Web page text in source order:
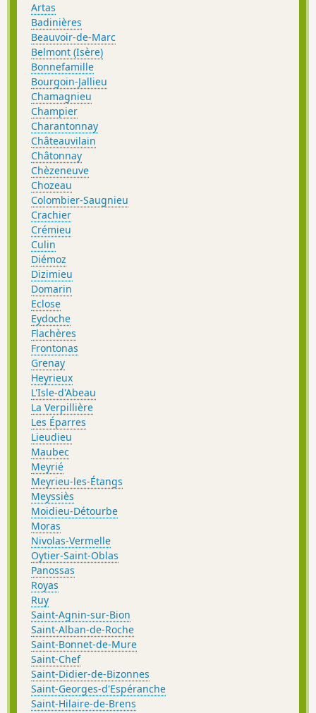
Artas
Badinières
Beauvoir-de-Marc
Belmont (Isère)
Bonnefamille
Bourgoin-Jallieu
Chamagnieu
Champier
Charantonnay
Châteauvilain
Châtonnay
Chèzeneuve
Chozeau
Colombier-Saugnieu
Crachier
Crémieu
Culin
Diémoz
Dizimieu
Domarin
Eclose
Eydoche
Flachères
Frontonas
Grenay
Heyrieux
L'Isle-d'Abeau
La Verpillière
Les Éparres
Lieudieu
Maubec
Meyrié
Meyrieu-les-Étangs
Meyssiès
Moidieu-Détourbe
Moras
Nivolas-Vermelle
Oytier-Saint-Oblas
Panossas
Royas
Ruy
Saint-Agnin-sur-Bion
Saint-Alban-de-Roche
Saint-Bonnet-de-Mure
Saint-Chef
Saint-Didier-de-Bizonnes
Saint-Georges-d'Espéranche
Saint-Hilaire-de-Brens